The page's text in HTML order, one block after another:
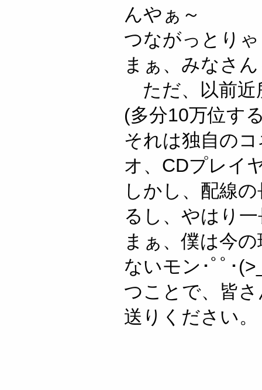
んやぁ～
つながっとり
まぁ、みなさ
ただ、以前近
(多分10万位す
それは独自の
オ、CDプレイ
しかし、配線
るし、やはり
まぁ、僕は今
ないモン･ﾟﾟ･
つことで、皆
送りください。